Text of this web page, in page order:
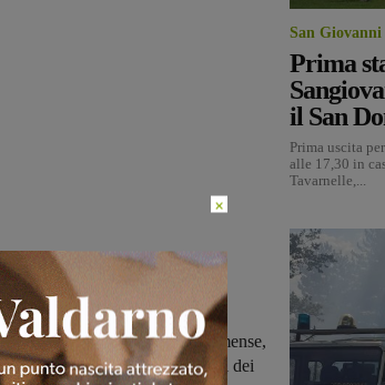
forniti ai bambini delle scuole
in comune il Comitato mense,
scolastici, e rappresentanti dei
San
Prima
il San
Prima uscita
alle 17,30 in
Tavarnelle,...
×